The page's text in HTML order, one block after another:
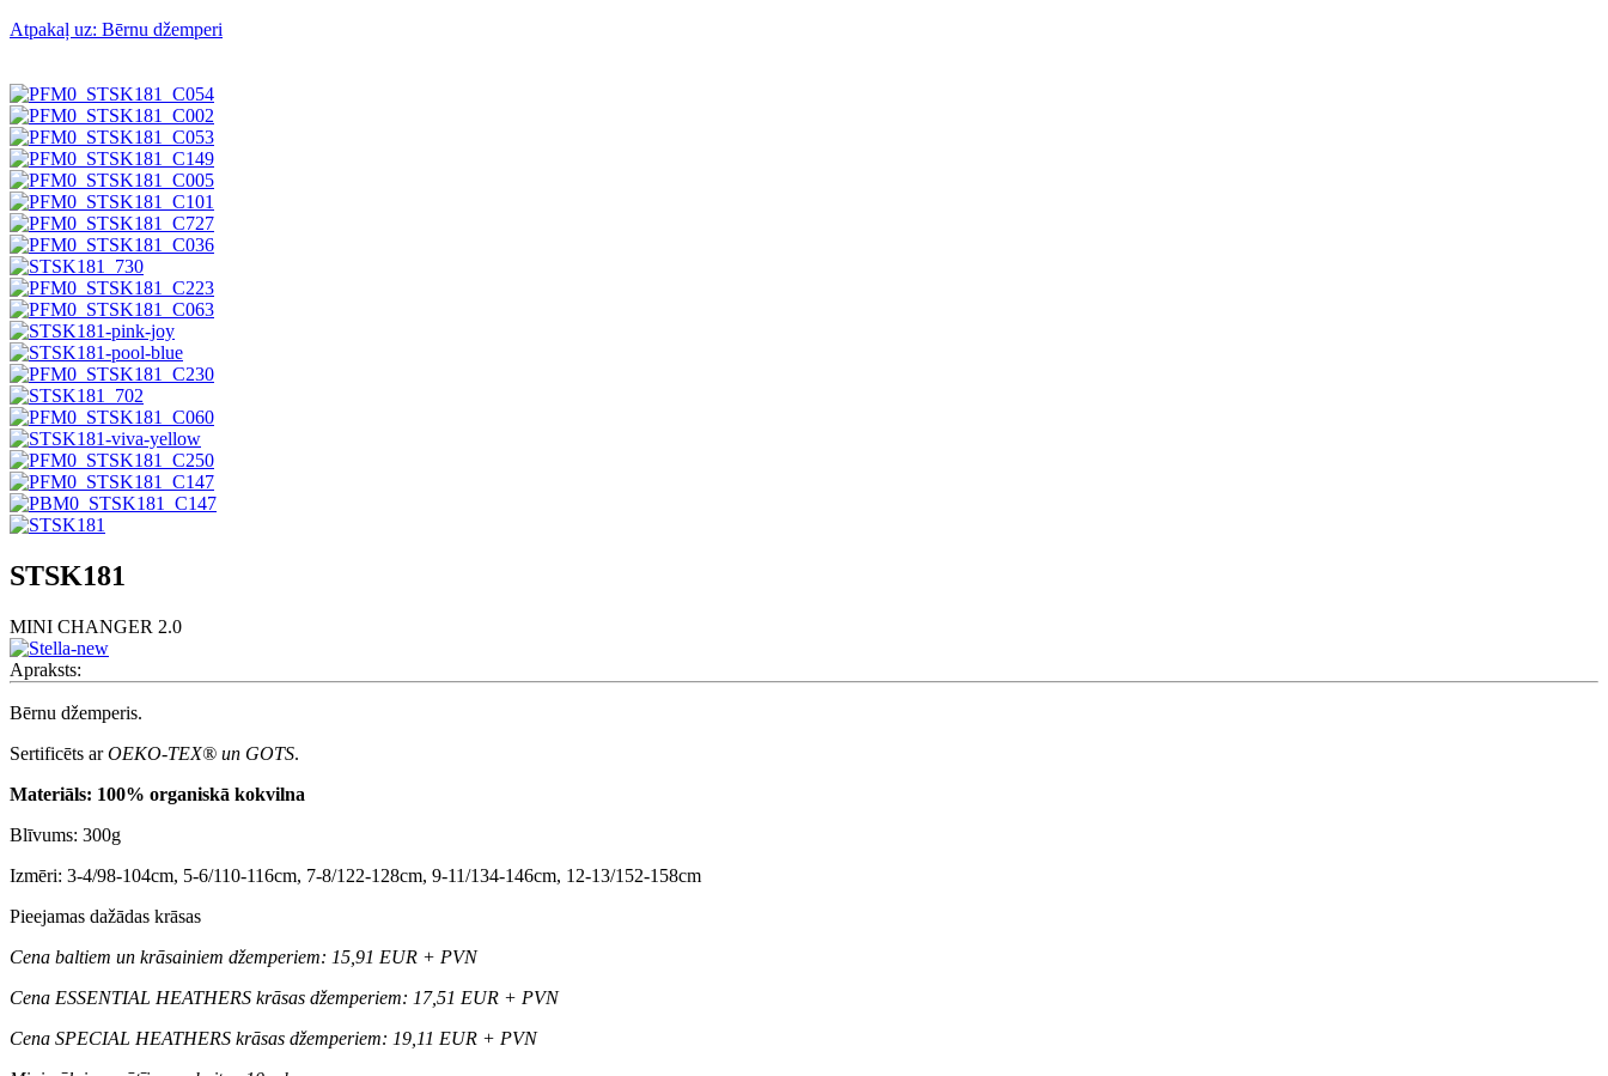
Atpakaļ uz: Bērnu džemperi
STSK181
MINI CHANGER 2.0
Apraksts:
Bērnu džemperis.
Sertificēts arOEKO-TEX® un GOTS.
Materiāls: 100% organiskā kokvilna
Blīvums: 300g
Izmēri: 3-4/98-104cm, 5-6/110-116cm, 7-8/122-128cm, 9-11/134-146cm, 12-13/152-158cm
Pieejamas dažādas krāsas
Cena baltiem un krāsainiem džemperiem: 15,91 EUR + PVN
Cena ESSENTIAL HEATHERS krāsas džemperiem: 17,51 EUR + PVN
Cena SPECIAL HEATHERS krāsas džemperiem: 19,11 EUR + PVN